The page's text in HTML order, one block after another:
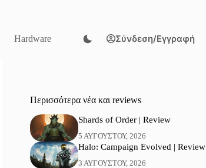
Hardware Σύνδεση/Εγγραφή
Περισσότερα νέα και reviews
Shards of Order | Review
5 ΑΥΓΟΎΣΤΟΥ, 2026
Halo: Campaign Evolved | Review
3 ΑΥΓΟΎΣΤΟΥ, 2026